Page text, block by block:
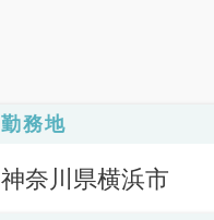
勤務地
神奈川県横浜市